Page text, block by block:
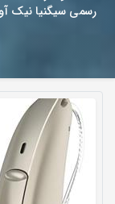
رسمی سیگنیا نیک